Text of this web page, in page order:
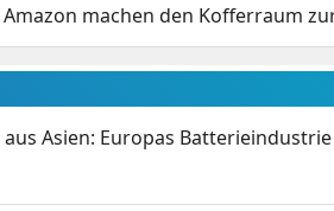
Amazon machen den Kofferraum
Asien: Europas